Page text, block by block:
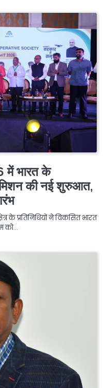
में भारत के
मिशन की नई शुरुआत,
के प्रतिनिधियों ने विकसित भारत
को…